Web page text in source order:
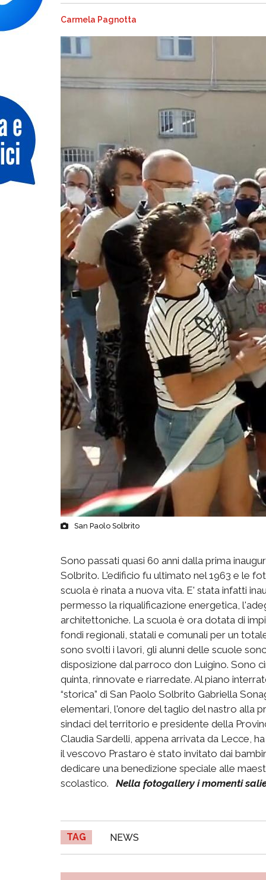
Carmela Pagnotta
San Paolo Solbrito
Sono passati quasi 60 anni dalla prima
Solbrito. L'edificio fu ultimato nel 1963 e le
scuola è rinata a nuova vita. E' stata infatti
permesso la riqualificazione energetica,
architettoniche. La scuola è ora dotata di
fondi regionali, statali e comunali per un
sono svolti i lavori, gli alunni delle scuole
disposizione dal parroco don Luigino. Sono
quinta, rinnovate e riarredate. Al piano
“storica” di San Paolo Solbrito Gabriella
elementari, l'onore del taglio del nastro alla
sindaci del territorio e presidente della
Claudia Sardelli, appena arrivata da Lecce,
il vescovo Prastaro è stato invitato dai
dedicare una benedizione speciale alle
scolastico. Nella fotogallery i momenti
TAG NEWS